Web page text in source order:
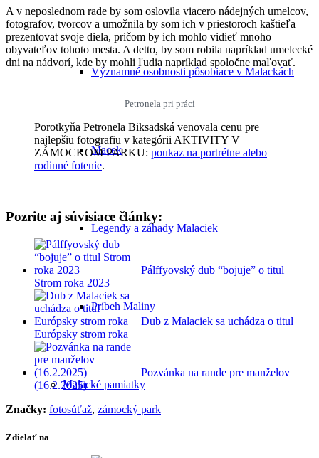
Významné osobnosti pôsobiace v Malackách
Macek
Legendy a záhady Malaciek
Príbeh Maliny
Malacké pamiatky
A v neposlednom rade by som oslovila viacero nádejných umelcov,
fotografov, tvorcov a umožnila by som ich v priestoroch kaštieľa
prezentovat svoje diela, pričom by ich mohlo vidieť mnoho
obyvateľov tohoto mesta. A detto, by som robila napríklad umelecké
dni na nádvorí, kde by mohli ľudia napríklad spoločne maľovať.
Petronela pri práci
Porotkyňa Petronela Biksadská venovala cenu pre
najlepšiu fotografiu v kategórii AKTIVITY V
ZÁMOCKOM PARKU: poukaz na portrétne alebo
rodinné fotenie.
Pozrite aj súvisiace články:
Pálffyovský dub “bojuje” o titul
Strom roka 2023
Dub z Malaciek sa uchádza o titul
Európsky strom roka
Pozvánka na rande pre manželov
(16.2.2025)
Značky: fotosúťaž, zámocký park
Zdielať na